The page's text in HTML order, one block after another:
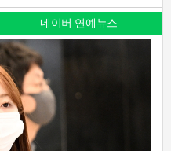
네이버 연예뉴스